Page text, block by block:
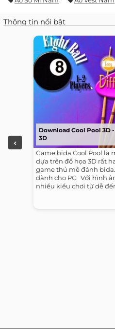
Thông tin nổi bật
Download Cool Pool 3D
3D
Game bida Cool Pool là
dựa trên đồ họa 3D rất
game thủ mê đánh
dành cho PC. ​ Với hình
nhiều kiểu chơi từ dễ